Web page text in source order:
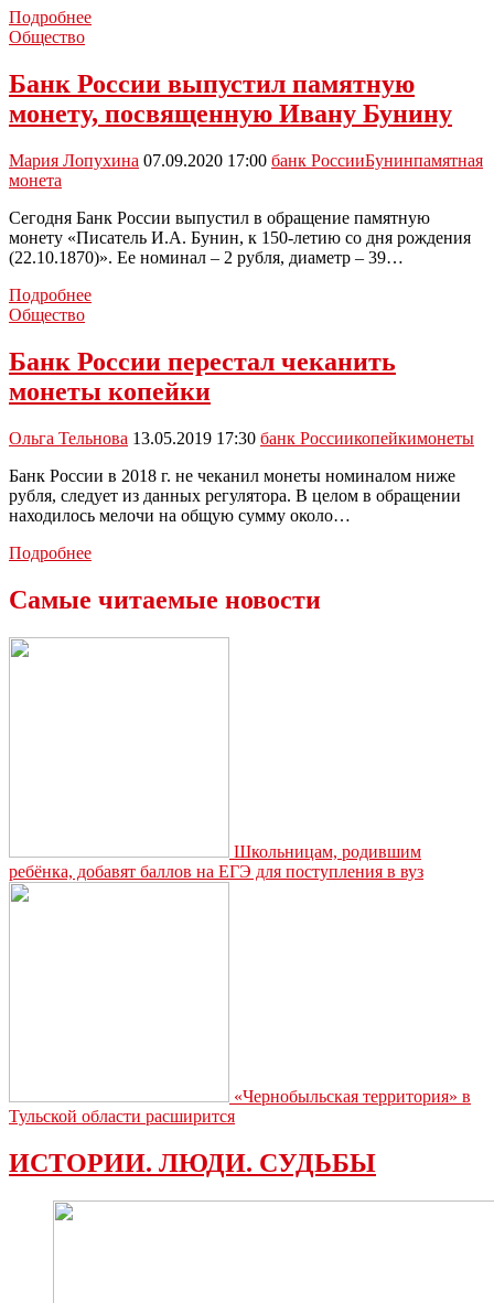
ПодробнееНовомосковцы
День
открытых
дверей
Банк
России
Общество
Банк России выпустил памятную
монету, посвященную Ивану Бунину
Мария Лопухина 07.09.2020 17:00 банк РоссииБунинпамятная
монета
Сегодня Банк России выпустил в обращение памятную
монету «Писатель И.А. Бунин, к 150-летию со дня рождения
(22.10.1870)». Ее номинал – 2 рубля, диаметр – 39…
ПодробнееБанк
памятную
монету,
посвященную
Бунину
Общество
Банк России перестал чеканить
монеты копейки
Ольга Тельнова 13.05.2019 17:30 банк Россиикопейкимонеты
Банк России в 2018 г. не чеканил монеты номиналом ниже
рубля, следует из данных регулятора. В целом в обращении
находилось мелочи на общую сумму около…
ПодробнееБанк
чеканить
Самые читаемые новости
Школьницам, родившим
ребёнка, добавят баллов на ЕГЭ для поступления в вуз
«Чернобыльская территория» в
Тульской области расширится
ИСТОРИИ. ЛЮДИ. СУДЬБЫ